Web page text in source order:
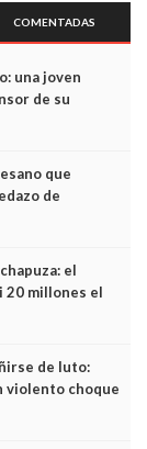
COMENTADAS
una joven
de su
minutos
que
de
el
20 millones el
por los
de luto:
violento choque